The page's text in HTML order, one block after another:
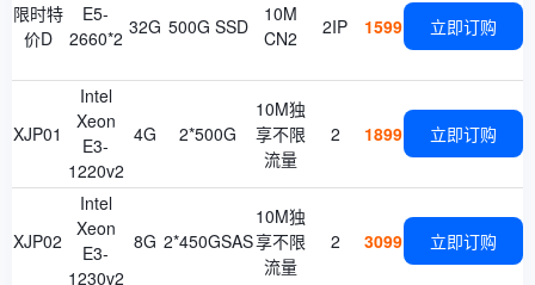
限时特
价D
E5-
2660*2 32G 500G SSD
10M
CN2
2IP 1599 立即订购
XJP01
Intel
Xeon
E3-
1220v2
4G 2*500G
10M独
享不限
流量
2 1899 立即订购
XJP02
Intel
Xeon
E3-
1230v2
8G 2*450GSAS
10M独
享不限
流量
2 3099 立即订购